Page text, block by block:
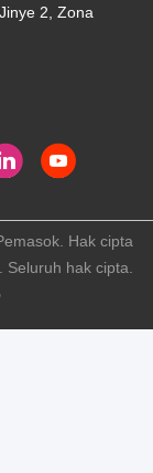
2, Zona
Hak cipta
Seluruh hak cipta.